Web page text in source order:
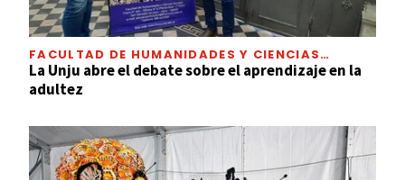
FACULTAD DE HUMANIDADES Y CIENCIAS
SOCIALES
La Unju abre el debate sobre el aprendizaje en la
adultez